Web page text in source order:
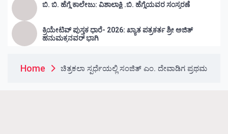
ಬಿ. ಬಿ. ಹೆಗ್ಡೆ ಕಾಲೇಜು: ವಿಶಾಲಾಕ್ಷಿ .ಬಿ. ಹೆಗ್ಡೆಯವರ ಸಂಸ್ಮರಣೆ
ಕ್ರಿಯೇಟಿವ್ ಪುಸ್ತಕ ಧಾರೆ- 2026: ಖ್ಯಾತ ಪತ್ರಕರ್ತ ಶ್ರೀ ಅಜಿತ್
ಹನುಮಕ್ಕನವರ್ ಭಾಗಿ
Home ಚಿತ್ರಕಲಾ ಸ್ಪರ್ಧೆಯಲ್ಲಿ ಸಂಜಿತ್ ಎಂ. ದೇವಾಡಿಗ ಪ್ರಥಮ